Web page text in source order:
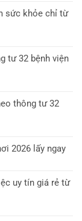
sức khỏe chỉ từ
tư 32 bệnh viện
thông tư 32
2026 lấy ngay
uy tín giá rẻ từ